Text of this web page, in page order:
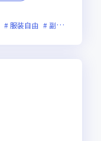
服装自由 副業可